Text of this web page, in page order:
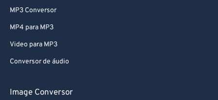
MP3 Conversor
MP4 para MP3
Video para MP3
Conversor de áudio
Image Conversor